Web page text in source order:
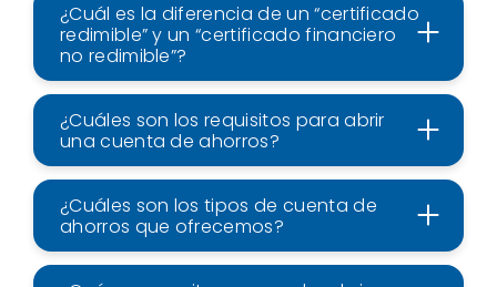
¿Cuál es la diferencia de un “certificado
redimible” y un “certificado financiero
no redimible”?
¿Cuáles son los requisitos para abrir
una cuenta de ahorros?
¿Cuáles son los tipos de cuenta de
ahorros que ofrecemos?